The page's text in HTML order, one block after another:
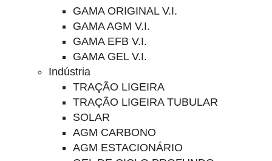
GAMA ORIGINAL V.I.
GAMA AGM V.I.
GAMA EFB V.I.
GAMA GEL V.I.
Indústria
TRAÇÃO LIGEIRA
TRAÇÃO LIGEIRA TUBULAR
SOLAR
AGM CARBONO
AGM ESTACIONÁRIO